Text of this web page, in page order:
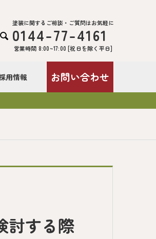

塗装に関するご相談・ご質問はお気軽に
0144-77-4161
営業時間 8:00~17:00 [祝日を除く平日]
用情報 お問い合わせ
討する際